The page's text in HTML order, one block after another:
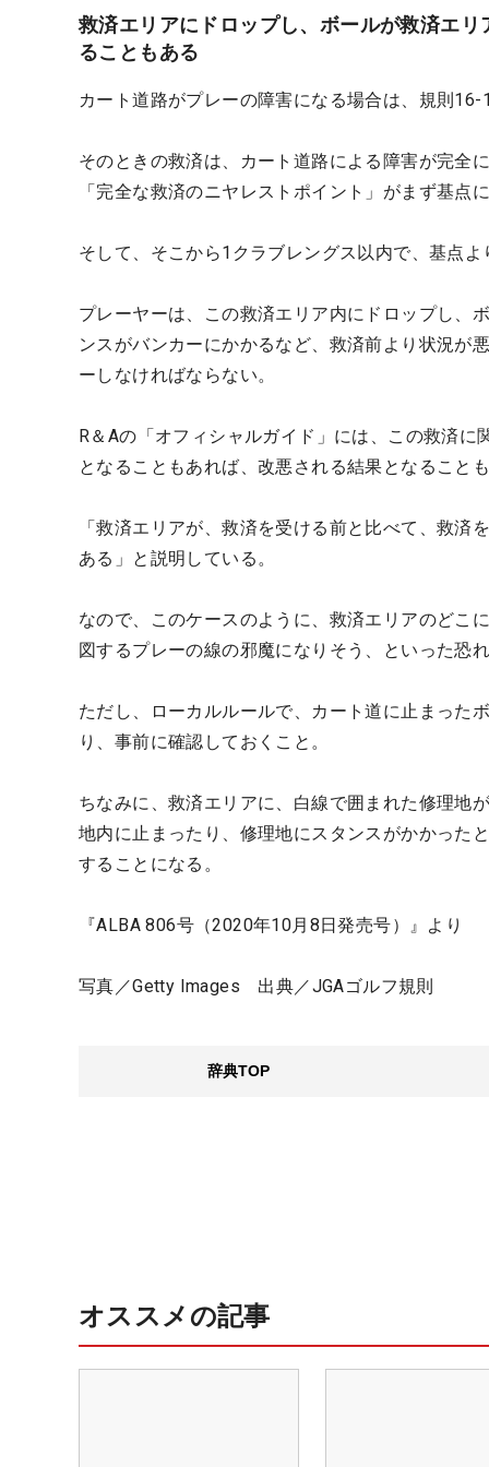
救済エリアにドロップし、ボールが救済エ
ることもある
カート道路がプレーの障害になる場合は、規則
そのときの救済は、カート道路による障害が完全
「完全な救済のニヤレストポイント」がまず基点
そして、そこから1クラブレングス以内で、基点
プレーヤーは、この救済エリア内にドロップし、
ンスがバンカーにかかるなど、救済前より状況が
ーしなければならない。
R＆Aの「オフィシャルガイド」には、この救済
となることもあれば、改悪される結果となること
「救済エリアが、救済を受ける前と比べて、救
ある」と説明している。
なので、このケースのように、救済エリアのどこ
図するプレーの線の邪魔になりそう、といった恐
ただし、ローカルルールで、カート道に止まった
り、事前に確認しておくこと。
ちなみに、救済エリアに、白線で囲まれた修理地
地内に止まったり、修理地にスタンスがかかった
することになる。
『ALBA 806号（2020年10月8日発売号）』より
写真／Getty Images 出典／JGAゴルフ規則
辞典TOP
オススメの記事